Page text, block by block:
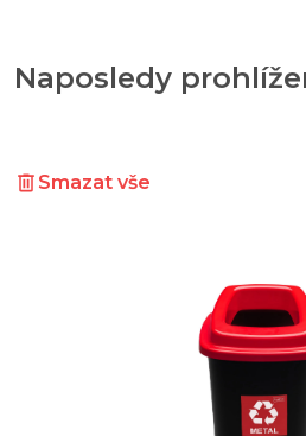
Naposledy
Smazat vše